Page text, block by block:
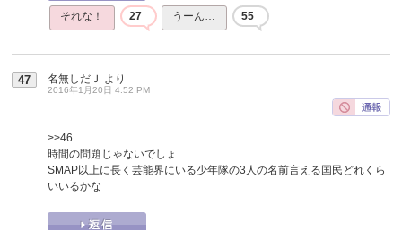
それな！ 27 うーん… 55
47 名無しだＪ より
2016年1月20日 4:52 PM
>>46
時間の問題じゃないでしょ
SMAP以上に長く芸能界にいる少年隊の3人の名前言える国民どれくら
いいるかな